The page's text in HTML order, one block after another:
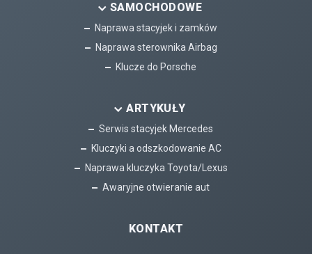
SAMOCHODOWE
Naprawa stacyjek i zamków
Naprawa sterownika Airbag
Klucze do Porsche
ARTYKUŁY
Serwis stacyjek Mercedes
Kluczyki a odszkodowanie AC
Naprawa kluczyka Toyota/Lexus
Awaryjne otwieranie aut
KONTAKT